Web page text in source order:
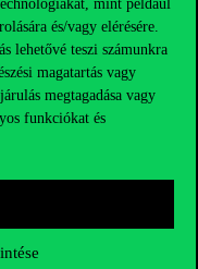
mint például
és/vagy elérésére.
lehetővé teszi számunkra
magatartás vagy
megtagadása vagy
funkciókat és